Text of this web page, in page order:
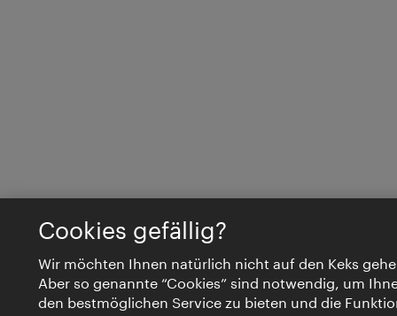
Cookies gefällig?
Wir möchten Ihnen natürlich nicht auf den Keks
Aber so genannte “Cookies” sind notwendig, um
den bestmöglichen Service zu bieten und die